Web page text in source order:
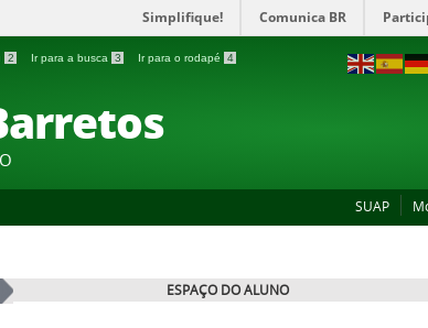
Simplifique! Comunica BR
2 Ir para a busca 3 Ir para o rodapé 4
SUAP
ESPAÇO DO ALUNO